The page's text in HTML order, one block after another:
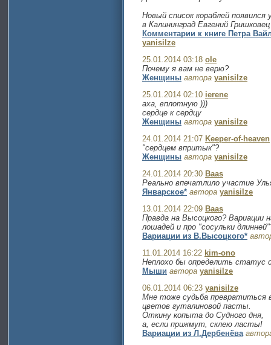
Новый список кораблей
в Калининград Евгений
Комментарии к книге Петра
yanisilze
25.01.2014 03:18 ole
Почему я вам не верю?
Женщины автора yanisilze
25.01.2014 02:10 ierene
аха, вплотную )))
сердце к сердцу
Женщины автора yanisilze
24.01.2014 21:07 Keeper-of-heaven
"сердцем впритык"?
Женщины автора yanisilze
24.01.2014 20:30 Baas
Реально впечатлило участие
Январское* автора yanisilze
13.01.2014 22:09 Baas
Правда на Высоцкого? Вариации
лошадей и про "сосульки
Вариации из В.Высоцкого*
11.01.2014 16:22 kim-ono
Неплохо бы определить статус
Мыши автора yanisilze
06.01.2014 06:23 yanisilze
Мне тоже судьба превратиться
цветов гуталиновой пасты.
Откину копыта до Судного дня,
а, если прижмут, склею ласты!
Вариации из Л.Дербенёва